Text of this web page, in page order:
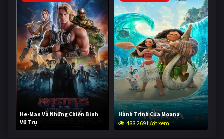
He-Man Và Những Chiến Binh
Vũ Trụ
236,821 lượt xem
Hành Trình Của Moana
488,269 lượt xem